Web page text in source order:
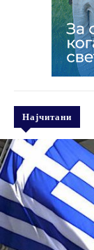
Најчитани